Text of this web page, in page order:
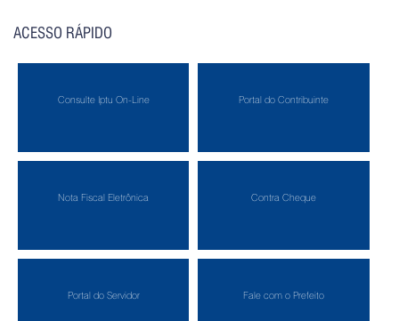
ACESSO RÁPIDO
Consulte Iptu On-Line Portal do Contribuinte
Nota Fiscal Eletrônica Contra Cheque
Portal do Servidor Fale com o Prefeito